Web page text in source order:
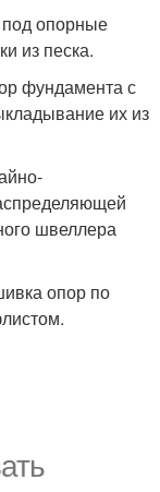
опорные
из песка.
фундамента с
их из
швеллера
опор по